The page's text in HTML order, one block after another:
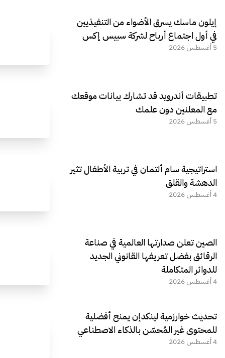
إيلون ماسك يسرق الأضواء من التنفيذيين
في أول اجتماع أرباح لشركة سبيس إكس
5 أغسطس 2026
تطبيقات أندرويد قد تشارك بيانات موقعك
مع المعلنين دون علمك
5 أغسطس 2026
استراتيجية سام ألتمان في تربية الأطفال تثير
الدهشة والقلق
4 أغسطس 2026
الصين تعلن صدارتها العالمية في صناعة
الرقائق بفضل تعريفها القانوني الجديد
للدوائر المتكاملة
4 أغسطس 2026
تحديث خوارزمية لينكدإن يمنح أفضلية
للمحتوى غير المُحسّن بالذكاء الاصطناعي
4 أغسطس 2026